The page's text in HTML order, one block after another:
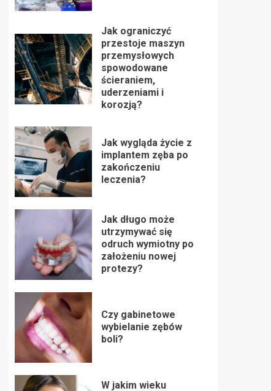
Jak ograniczyć
przestoje maszyn
przemysłowych
spowodowane
ścieraniem,
uderzeniami i
korozją?
Jak wygląda życie z
implantem zęba po
zakończeniu
leczenia?
Jak długo może
utrzymywać się
odruch wymiotny po
założeniu nowej
protezy?
Czy gabinetowe
wybielanie zębów
boli?
W jakim wieku